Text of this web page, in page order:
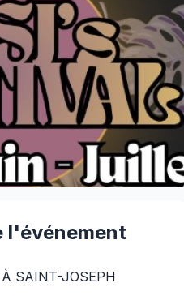
l'événement
SAINT-JOSEPH